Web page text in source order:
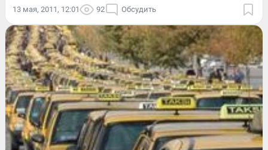
13 мая, 2011, 12:01 92 Обсудить